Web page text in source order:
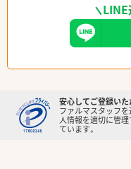
LINE
安心してご登録い
ファルマスタッフを
人情報を適切に管
ています。